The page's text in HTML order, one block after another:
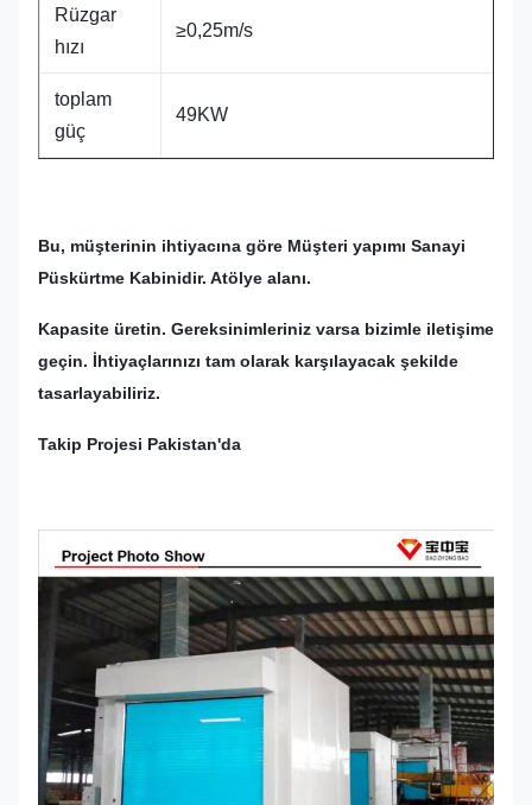
Rüzgar
hızı
≥0,25m/s
toplam
güç
49KW
Bu, müşterinin ihtiyacına göre Müşteri yapımı Sanayi
Püskürtme Kabinidir. Atölye alanı.
Kapasite üretin. Gereksinimleriniz varsa bizimle iletişime
geçin. İhtiyaçlarınızı tam olarak karşılayacak şekilde
tasarlayabiliriz.
Takip Projesi Pakistan'da